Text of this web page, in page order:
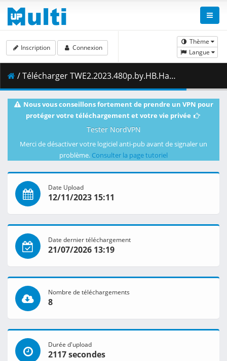
Thème
Langue
Inscription Connexion
/ Télécharger TWE2.2023.480p.by.HB.Hammad.Dyar.mkv ( 557.11 MB )
Nous vous conseillons fortement de prendre un VPN pour
protéger votre téléchargement et votre vie privée
Tester NordVPN
Merci de désactiver votre logiciel anti-pub avant de signaler un
problème. Consulter la page tutoriel
Date Upload
12/11/2023 15:11
Date dernier téléchargement
21/07/2026 13:19
Nombre de téléchargements
8
Durée d'upload
2117 secondes